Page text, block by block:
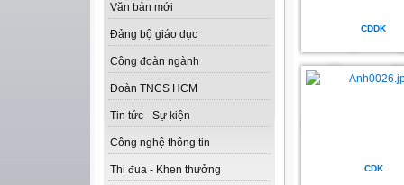
Văn bản mới
Đảng bộ giáo dục
Công đoàn ngành
Đoàn TNCS HCM
Tin tức - Sự kiện
Công nghệ thông tin
Thi đua - Khen thưởng
CDDK
CDK